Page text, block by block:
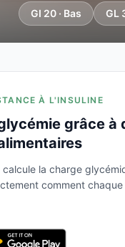
GI 20 · Bas GL
À L'INSULINE
grâce à
la charge
comment